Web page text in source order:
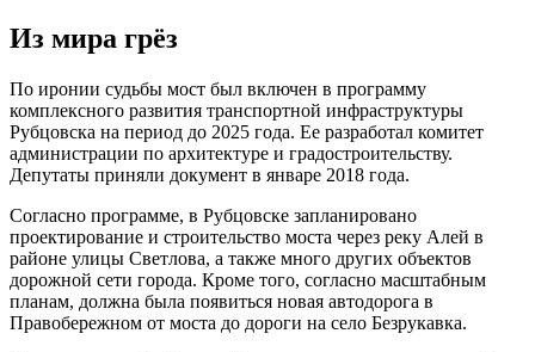
Из мира грёз
По иронии судьбы мост был включен в программу
комплексного развития транспортной инфраструктуры
Рубцовска на период до 2025 года. Ее разработал комитет
администрации по архитектуре и градостроительству.
Депутаты приняли документ в январе 2018 года.
Согласно программе, в Рубцовске запланировано
проектирование и строительство моста через реку Алей в
районе улицы Светлова, а также много других объектов
дорожной сети города. Кроме того, согласно масштабным
планам, должна была появиться новая автодорога в
Правобережном от моста до дороги на село Безрукавка.